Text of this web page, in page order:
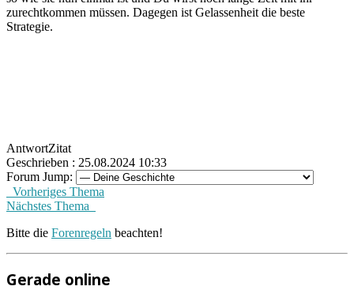
zurechtkommen müssen. Dagegen ist Gelassenheit die beste
Strategie.
AntwortZitat
Geschrieben : 25.08.2024 10:33
Forum Jump:
Vorheriges Thema
Nächstes Thema
Bitte die Forenregeln beachten!
Gerade online